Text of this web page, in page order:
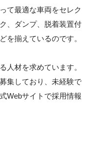
て最適な車両をセレク
、ダンプ、脱着装置付
を揃えているのです。
人材を求めています。
集しており、未経験で
Webサイトで採用情報